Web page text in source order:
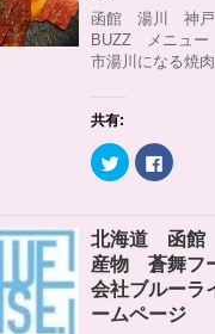
ド
ウ
で
開
き
e
で
共
有
新
し
い
ウ
ィ
ン
で
開
き
ま
す
)
す
る
に
は
ク
て
く
だ
(
新
し
い
ウ
ィ
ド
函館 湯川 神
BUZZ メニュ
市湯川になる焼
共有:
ク
リ
し
て
T
w
i
t
t
e
F
a
b
o
o
k
で
共
す
北海道 函
産物 蒼舞フ
会社ブルー
ームページ